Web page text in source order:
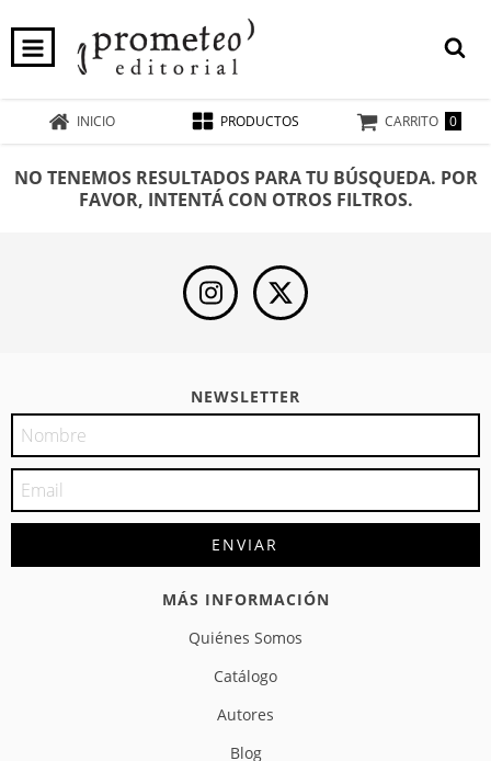
INICIO PRODUCTOS CARRITO 0
NO TENEMOS RESULTADOS PARA TU BÚSQUEDA. POR
FAVOR, INTENTÁ CON OTROS FILTROS.
NEWSLETTER
MÁS INFORMACIÓN
Quiénes Somos
Catálogo
Autores
Blog